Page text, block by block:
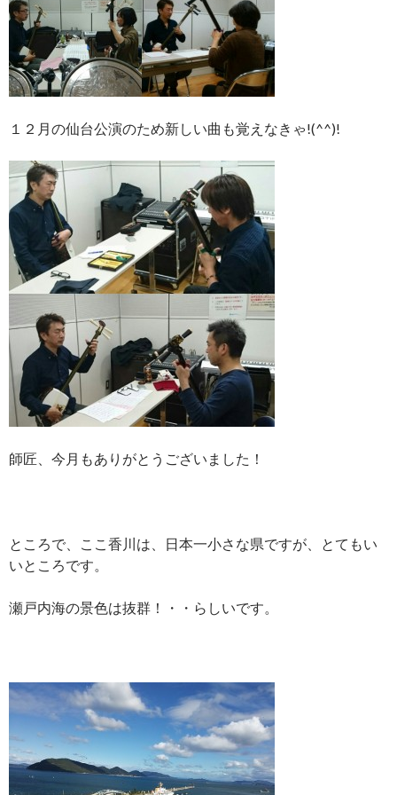
１２月の仙台公演のため新しい曲も覚えなきゃ!(^^)!
師匠、今月もありがとうございました！
ところで、ここ香川は、日本一小さな県ですが、とてもい
いところです。
瀬戸内海の景色は抜群！・・らしいです。